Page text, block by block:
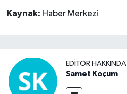
Kaynak: Haber Merkezi
EDITÖR HAKKINDA
Samet Koçum